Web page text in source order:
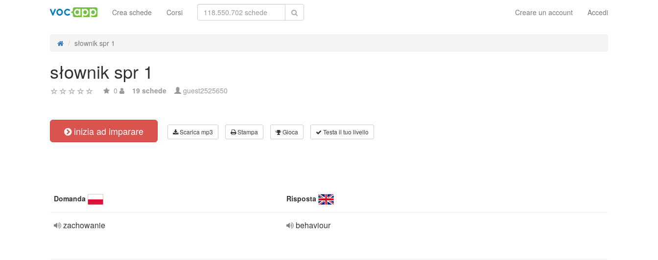
Creare un account Accedi
Crea schede Corsi
słownik spr 1
słownik spr 1
0 19 schede guest2525650
inizia ad imparare Scarica mp3 Stampa Gioca Testa il tuo livello
Domanda Risposta
zachowanie behaviour